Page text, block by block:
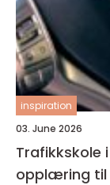
inspiration
03. June 2026
Trafikkskole
opplæring